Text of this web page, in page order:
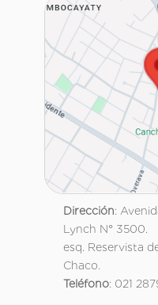
Dirección:
Lynch N° 3500.
esq. Reservista
Chaco.
Teléfono: 021